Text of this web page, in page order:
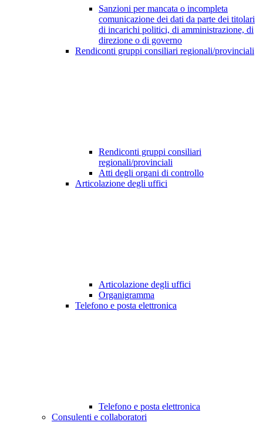
Sanzioni per mancata o incompleta
comunicazione dei dati da parte dei titolari
di incarichi politici, di amministrazione, di
direzione o di governo
Rendiconti gruppi consiliari regionali/provinciali
Rendiconti gruppi consiliari
regionali/provinciali
Atti degli organi di controllo
Articolazione degli uffici
Articolazione degli uffici
Organigramma
Telefono e posta elettronica
Telefono e posta elettronica
Consulenti e collaboratori